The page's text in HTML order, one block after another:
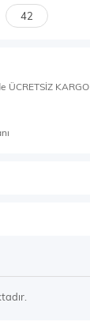
42
ÜCRETSİZ KARGO